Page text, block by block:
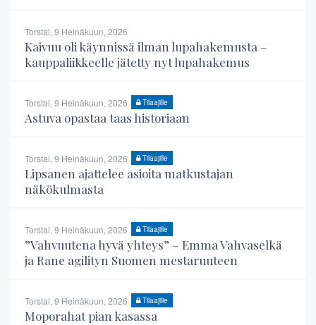
Torstai, 9 Heinäkuun, 2026
Kaivuu oli käynnissä ilman lupahakemusta –
kauppaliikkeelle jätetty nyt lupahakemus
Torstai, 9 Heinäkuun, 2026 Tilaajille
Astuva opastaa taas historiaan
Torstai, 9 Heinäkuun, 2026 Tilaajille
Lipsanen ajattelee asioita matkustajan
näkökulmasta
Torstai, 9 Heinäkuun, 2026 Tilaajille
”Vahvuutena hyvä yhteys” – Emma Vahvaselkä
ja Rane agilityn Suomen mestaruuteen
Torstai, 9 Heinäkuun, 2026 Tilaajille
Moporahat pian kasassa